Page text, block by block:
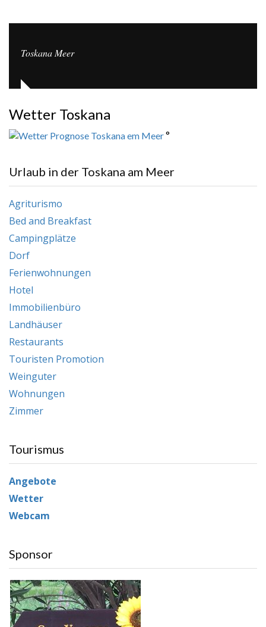
Toskana Meer
Wetter Toskana
°
Urlaub in der Toskana am Meer
Agriturismo
Bed and Breakfast
Campingplätze
Dorf
Ferienwohnungen
Hotel
Immobilienbüro
Landhäuser
Restaurants
Touristen Promotion
Weinguter
Wohnungen
Zimmer
Tourismus
Angebote
Wetter
Webcam
Sponsor